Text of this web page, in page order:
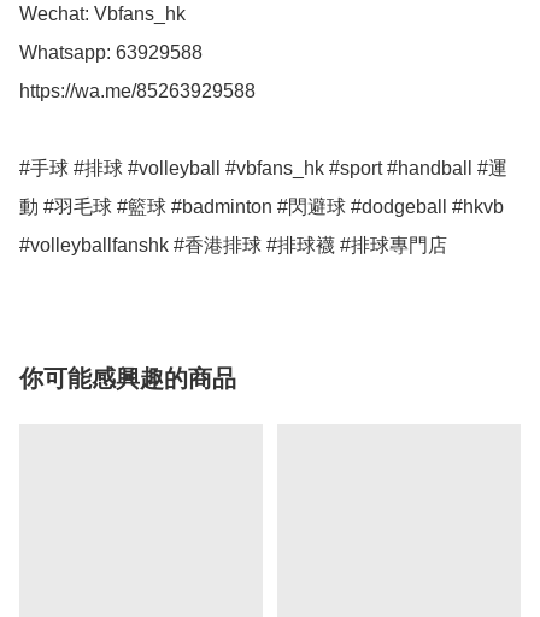
Wechat: Vbfans_hk
Whatsapp: 63929588
https://wa.me/85263929588
#手球 #排球 #volleyball #vbfans_hk #sport #handball #運
動 #羽毛球 #籃球 #badminton #閃避球 #dodgeball #hkvb
#volleyballfanshk #香港排球 #排球襪 #排球專門店
你可能感興趣的商品